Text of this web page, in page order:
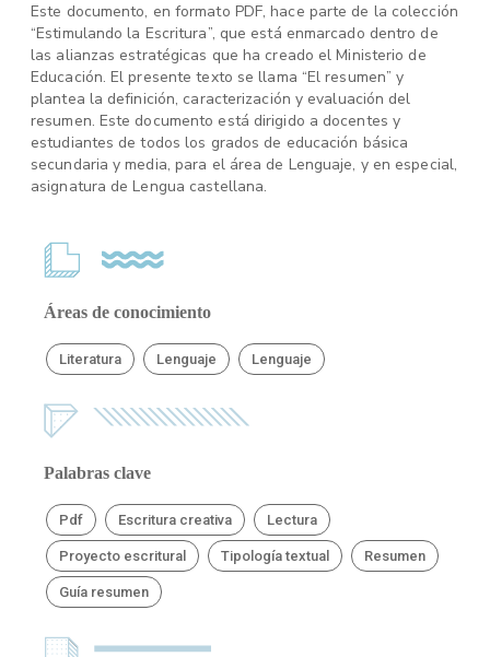
Este documento, en formato PDF, hace parte de la colección
“Estimulando la Escritura”, que está enmarcado dentro de
las alianzas estratégicas que ha creado el Ministerio de
Educación. El presente texto se llama “El resumen” y
plantea la definición, caracterización y evaluación del
resumen. Este documento está dirigido a docentes y
estudiantes de todos los grados de educación básica
secundaria y media, para el área de Lenguaje, y en especial,
asignatura de Lengua castellana.
Áreas de conocimiento
Literatura Lenguaje Lenguaje
Palabras clave
Pdf Escritura creativa Lectura
Proyecto escritural Tipología textual Resumen
Guía resumen